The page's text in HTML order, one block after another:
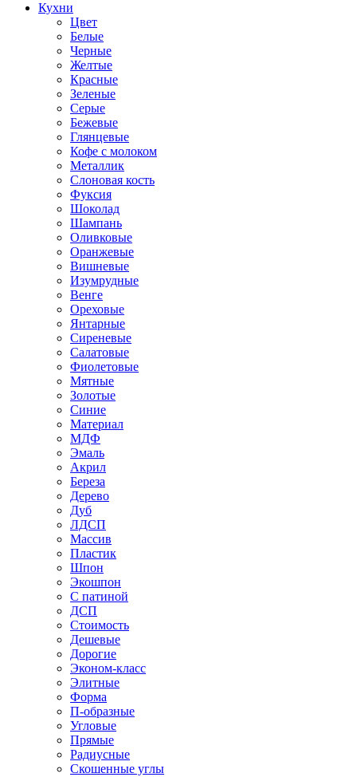
Кухни
Цвет
Белые
Черные
Желтые
Красные
Зеленые
Серые
Бежевые
Глянцевые
Кофе с молоком
Металлик
Слоновая кость
Фуксия
Шоколад
Шампань
Оливковые
Оранжевые
Вишневые
Изумрудные
Венге
Ореховые
Янтарные
Сиреневые
Салатовые
Фиолетовые
Мятные
Золотые
Синие
Материал
МДФ
Эмаль
Акрил
Береза
Дерево
Дуб
ЛДСП
Массив
Пластик
Шпон
Экошпон
С патиной
ДСП
Стоимость
Дешевые
Дорогие
Эконом-класс
Элитные
Форма
П-образные
Угловые
Прямые
Радиусные
Скошенные углы